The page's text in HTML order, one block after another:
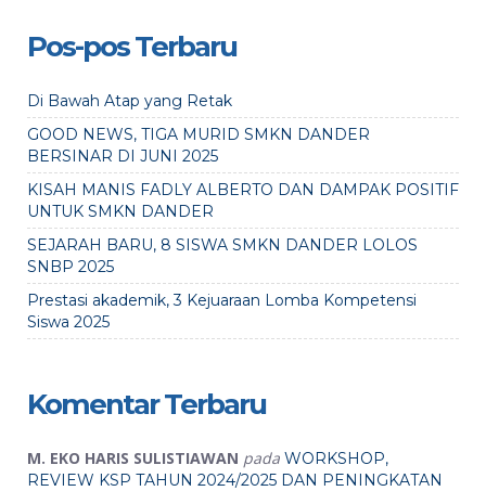
Pos-pos Terbaru
Di Bawah Atap yang Retak
GOOD NEWS, TIGA MURID SMKN DANDER
BERSINAR DI JUNI 2025
KISAH MANIS FADLY ALBERTO DAN DAMPAK POSITIF
UNTUK SMKN DANDER
SEJARAH BARU, 8 SISWA SMKN DANDER LOLOS
SNBP 2025
Prestasi akademik, 3 Kejuaraan Lomba Kompetensi
Siswa 2025
Komentar Terbaru
M. EKO HARIS SULISTIAWAN pada WORKSHOP,
REVIEW KSP TAHUN 2024/2025 DAN PENINGKATAN